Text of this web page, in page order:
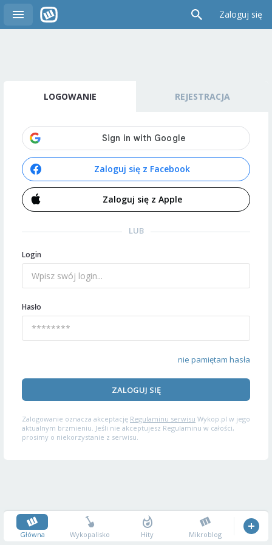
Zaloguj się
LOGOWANIE REJESTRACJA
Zaloguj się z Facebook
Zaloguj się z Apple
LUB
Login
Hasło
nie pamiętam hasła
ZALOGUJ SIĘ
Zalogowanie oznacza akceptację Regulaminu serwisu Wykop.pl w jego
aktualnym brzmieniu. Jeśli nie akceptujesz Regulaminu w całości,
prosimy o niekorzystanie z serwisu.
Główna Wykopalisko Hity Mikroblog